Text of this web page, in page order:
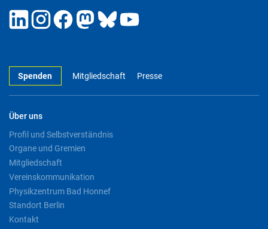
Spenden Mitgliedschaft Presse
Über uns
Profil und Selbstverständnis
Organe und Gremien
Mitgliedschaft
Vereinskommunikation
Physikzentrum Bad Honnef
Standort Berlin
Kontakt